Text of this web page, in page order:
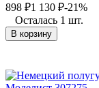
898 ₽1 130 ₽-21%
Осталась 1 шт.
В корзину